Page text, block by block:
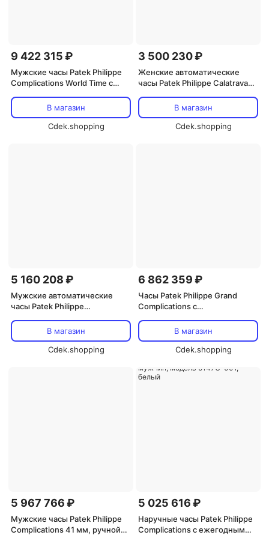
9 422 315 ₽
Мужские часы Patek Philippe
Complications World Time с
зеленым циферблатом 5930P-
001, серебро
В магазин
Cdek.shopping
3 500 230 ₽
Женские автоматические
часы Patek Philippe Calatrava
каратного розового золота,
модель 7234R-001,
коричневый
В магазин
Cdek.shopping
5 160 208 ₽
Мужские автоматические
часы Patek Philippe
из 18-каратного розового
золота, модель 5396R-011
В магазин
Cdek.shopping
6 862 359 ₽
Часы Patek Philippe Grand
Complications с
белым циферблатом и
бриллиантами 4948G-010,
В магазин
Cdek.shopping
5 967 766 ₽
Мужские часы Patek Philippe
Complications 41 мм, ручной
5 025 616 ₽
Наручные часы Patek Philippe
Complications с ежегодным